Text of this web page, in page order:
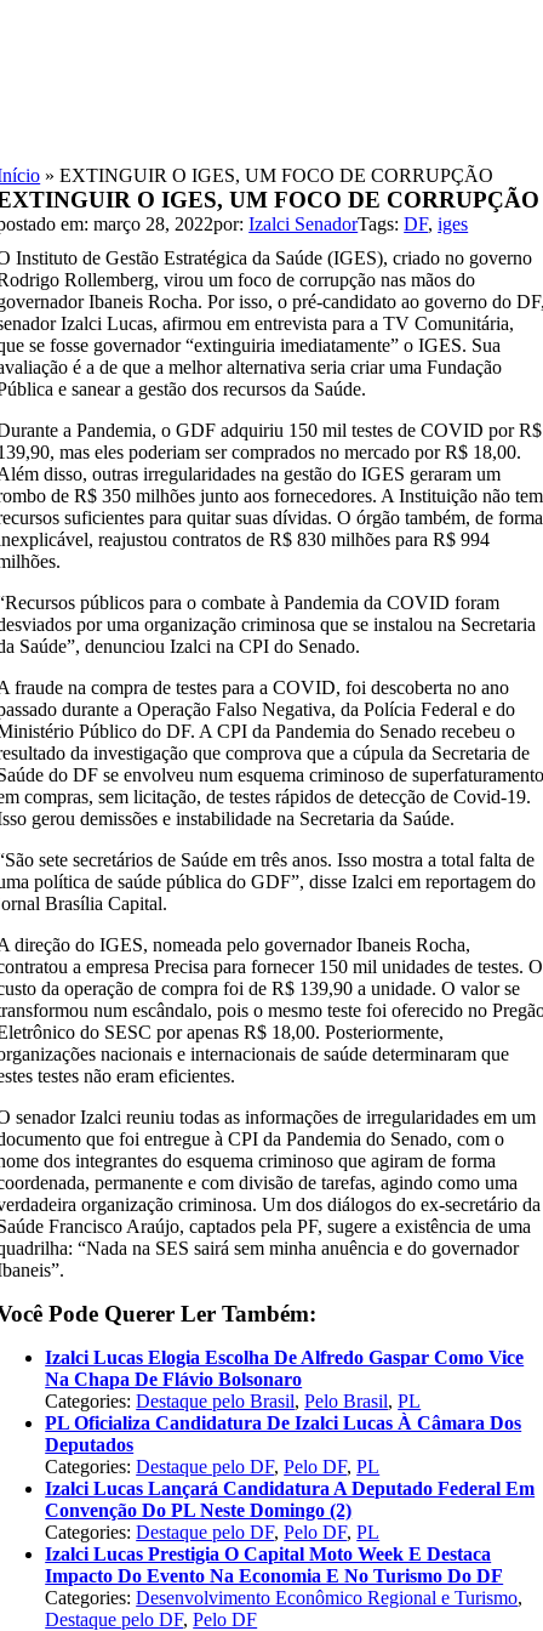
»EXTINGUIR O IGES, UM FOCO DE CORRUPÇÃO
O IGES, UM FOCO DE CORRUPÇÃO
em: março 28, 2022por:Izalci SenadorTags:DF,iges
Instituto de Gestão Estratégica da Saúde (IGES), criado no governo
Rollemberg, virou um foco de corrupção nas mãos do
Ibaneis Rocha. Por isso, o pré-candidato ao governo do
Izalci Lucas, afirmou em entrevista para a TV Comunitária,
se fosse governador “extinguiria imediatamente” o IGES. Sua
é a de que a melhor alternativa seria criar uma Fundação
e sanear a gestão dos recursos da Saúde.
a Pandemia, o GDF adquiriu 150 mil testes de COVID por R$
mas eles poderiam ser comprados no mercado por R$ 18,00.
disso, outras irregularidades na gestão do IGES geraram um
de R$ 350 milhões junto aos fornecedores. A Instituição não tem
suficientes para quitar suas dívidas. O órgão também, de forma
reajustou contratos de R$ 830 milhões para R$ 994
públicos para o combate à Pandemia da COVID foram
por uma organização criminosa que se instalou na Secretaria
Saúde”, denunciou Izalci na CPI do Senado.
fraude na compra de testes para a COVID, foi descoberta no ano
durante a Operação Falso Negativa, da Polícia Federal e do
Público do DF. A CPI da Pandemia do Senado recebeu o
da investigação que comprova que a cúpula da Secretaria de
do DF se envolveu num esquema criminoso de
compras, sem licitação, de testes rápidos de detecção de Covid-19.
gerou demissões e instabilidade na Secretaria da Saúde.
sete secretários de Saúde em três anos. Isso mostra a total falta de
política de saúde pública do GDF”, disse Izalci em reportagem do
Brasília Capital.
direção do IGES, nomeada pelo governador Ibaneis Rocha,
a empresa Precisa para fornecer 150 mil unidades de testes. O
da operação de compra foi de R$ 139,90 a unidade. O valor se
num escândalo, pois o mesmo teste foi oferecido no
do SESC por apenas R$ 18,00. Posteriormente,
nacionais e internacionais de saúde determinaram que
testes não eram eficientes.
senador Izalci reuniu todas as informações de irregularidades em um
que foi entregue à CPI da Pandemia do Senado, com o
dos integrantes do esquema criminoso que agiram de forma
permanente e com divisão de tarefas, agindo como uma
organização criminosa. Um dos diálogos do ex-secretário da
Francisco Araújo, captados pela PF, sugere a existência de uma
“Nada na SES sairá sem minha anuência e do governador
Pode Querer Ler Também:
Izalci Lucas Elogia Escolha De Alfredo Gaspar Como Vice
Na Chapa De Flávio Bolsonaro
Categories:Destaque pelo Brasil,Pelo Brasil,PL
PL Oficializa Candidatura De Izalci Lucas À Câmara Dos
Deputados
Categories:Destaque pelo DF,Pelo DF,PL
Izalci Lucas Lançará Candidatura A Deputado Federal Em
Convenção Do PL Neste Domingo (2)
Categories:Destaque pelo DF,Pelo DF,PL
Izalci Lucas Prestigia O Capital Moto Week E Destaca
Impacto Do Evento Na Economia E No Turismo Do DF
Categories:Desenvolvimento Econômico Regional e Turismo,
Destaque pelo DF,Pelo DF